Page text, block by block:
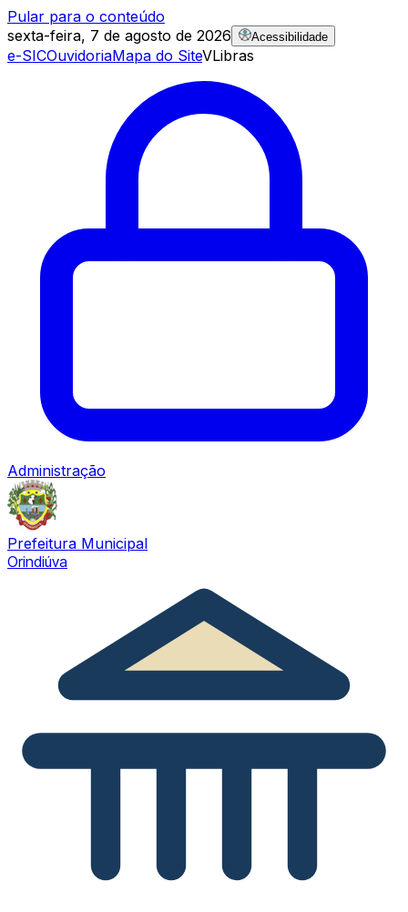
Pular para o conteúdo
sexta-feira, 7 de agosto de 2026
Acessibilidade
e-SICOuvidoriaMapa do SiteVLibras
Administração
Prefeitura Municipal
Orindiúva